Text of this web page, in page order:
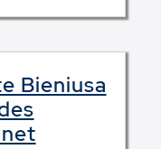
Bieniusa